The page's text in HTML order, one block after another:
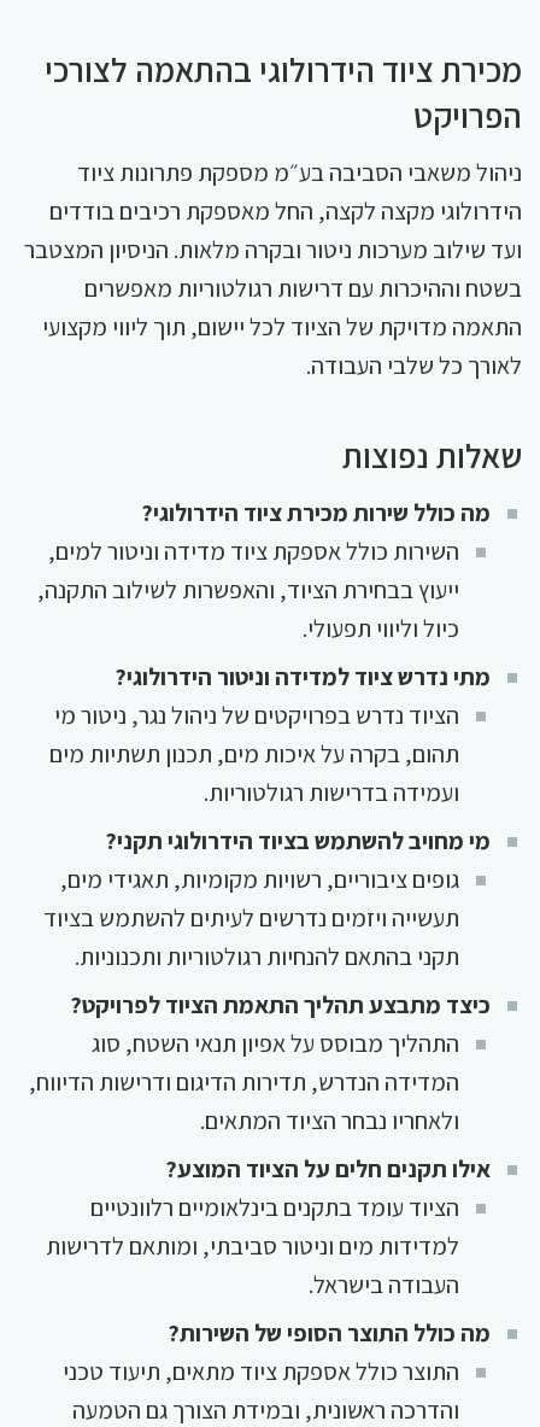
מכירת ציוד הידרולוגי בהתאמה לצורכי
הפרויקט
ניהול משאבי הסביבה בע״מ מספקת פתרונות ציוד
הידרולוגי מקצה לקצה, החל מאספקת רכיבים בודדים
ועד שילוב מערכות ניטור ובקרה מלאות. הניסיון המצטבר
בשטח וההיכרות עם דרישות רגולטוריות מאפשרים
התאמה מדויקת של הציוד לכל יישום, תוך ליווי מקצועי
לאורך כל שלבי העבודה.
שאלות נפוצות
מה כולל שירות מכירת ציוד הידרולוגי?
השירות כולל אספקת ציוד מדידה וניטור למים,
ייעוץ בבחירת הציוד, והאפשרות לשילוב התקנה,
כיול וליווי תפעולי.
מתי נדרש ציוד למדידה וניטור הידרולוגי?
הציוד נדרש בפרויקטים של ניהול נגר, ניטור מי
תהום, בקרה על איכות מים, תכנון תשתיות מים
ועמידה בדרישות רגולטוריות.
מי מחויב להשתמש בציוד הידרולוגי תקני?
גופים ציבוריים, רשויות מקומיות, תאגידי מים,
תעשייה ויזמים נדרשים לעיתים להשתמש בציוד
תקני בהתאם להנחיות רגולטוריות ותכנוניות.
כיצד מתבצע תהליך התאמת הציוד לפרויקט?
התהליך מבוסס על אפיון תנאי השטח, סוג
המדידה הנדרש, תדירות הדיגום ודרישות הדיווח,
ולאחריו נבחר הציוד המתאים.
אילו תקנים חלים על הציוד המוצע?
הציוד עומד בתקנים בינלאומיים רלוונטיים
למדידות מים וניטור סביבתי, ומותאם לדרישות
העבודה בישראל.
מה כולל התוצר הסופי של השירות?
התוצר כולל אספקת ציוד מתאים, תיעוד טכני
והדרכה ראשונית, ובמידת הצורך גם הטמעה